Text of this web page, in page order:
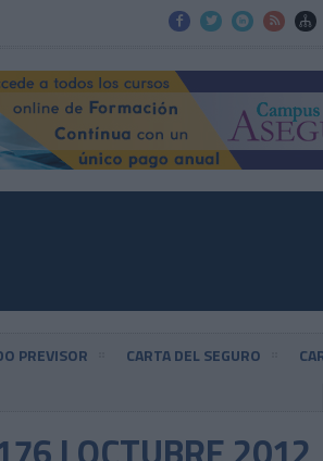
    
PREVISOR CARTA DEL SEGURO